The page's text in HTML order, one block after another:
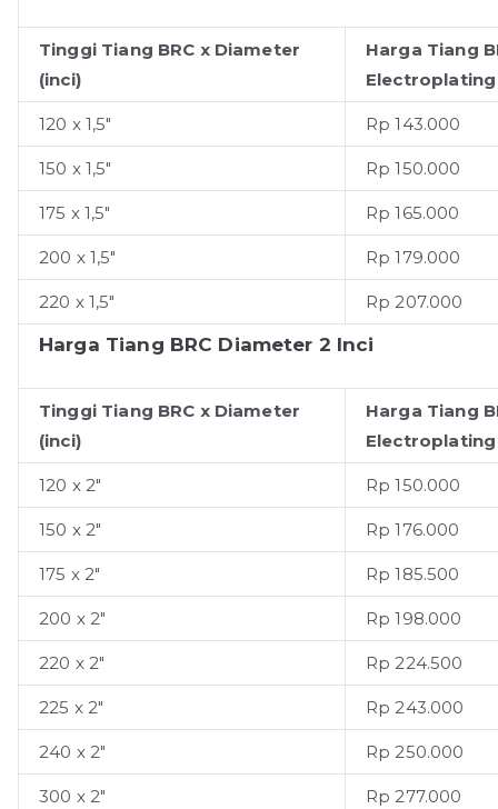
Tinggi Tiang BRC x Diameter
(inci)
Harga Tiang
Electroplating
120 x 1,5" Rp 143.000
150 x 1,5" Rp 150.000
175 x 1,5" Rp 165.000
200 x 1,5" Rp 179.000
220 x 1,5" Rp 207.000
Harga Tiang BRC Diameter 2 Inci
Tinggi Tiang BRC x Diameter
(inci)
Harga Tiang
Electroplating
120 x 2" Rp 150.000
150 x 2" Rp 176.000
175 x 2" Rp 185.500
200 x 2" Rp 198.000
220 x 2" Rp 224.500
225 x 2" Rp 243.000
240 x 2" Rp 250.000
300 x 2" Rp 277.000